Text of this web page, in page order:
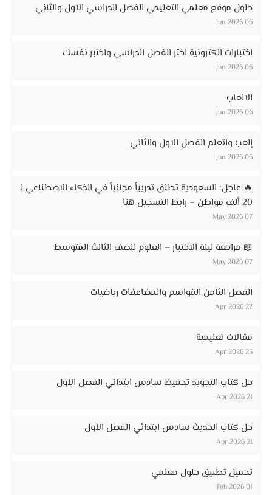
حلول موقع معلمي التعليمي الفصل الدراسي الاول والثاني
06 Jun 2026
اختبارات الكترونية اختر الفصل الدراسي واختبر نفسك
06 Jun 2026
الالعاب
06 Jun 2026
إلعب واتعلم الفصل الاول والثاني
06 Jun 2026
🔥 عاجل: السعودية تطلق تدريباً مجانياً في الذكاء الاصطناعي لـ
20 ألف مواطن – رابط التسجيل هنا
07 May 2026
📖 مراجعة ليلة الاختبار – العلوم للصف الثالث المتوسط
07 May 2026
الفصل الثامن القواسم والمضاعفات رياضيات
27 Apr 2026
مقالات تعليمية
25 Apr 2026
حل كتاب التجويد تحفيظ سادس ابتدائي الفصل الأول
21 Apr 2026
حل كتاب الحديث سادس ابتدائي الفصل الأول
21 Apr 2026
تحميل تطبيق حلول معلمي
01 Feb 2026